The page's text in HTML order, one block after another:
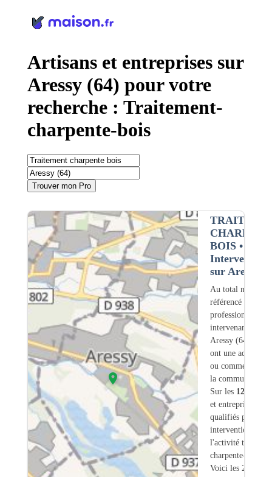
Artisans et entreprises sur
Aressy (64) pour votre
recherche : Traitement-
charpente-bois
Trouver mon Pro
BOIS•
Intervention
sur Aressy
Au total nous
référencé
professionnels
intervenant sur
Aressy (64) dont
ont une adresse
ou commerciale
la commune.
Sur les 120
et entreprises
qualifiés pour une
intervention sur
l'activité
charpente-bois.
Voici les 20